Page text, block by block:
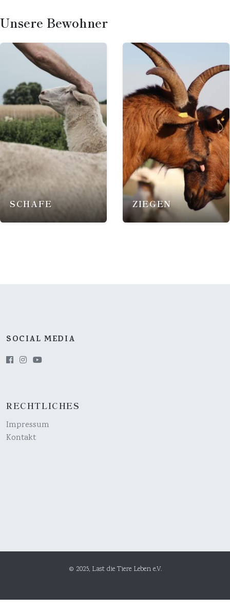
Unsere Bewohner
SCHAFE ZIEGEN
SOCIAL MEDIA
RECHTLICHES
Impressum
Kontakt
© 2025, Last die Tiere Leben e.V.